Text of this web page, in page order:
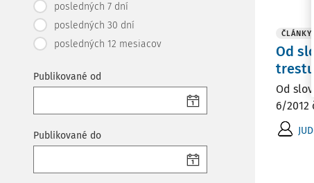
posledných 7 dní
posledných 30 dní
posledných 12 mesiacov
Publikované od
Publikované do
ČLÁNKY
Od
Od
6/2012